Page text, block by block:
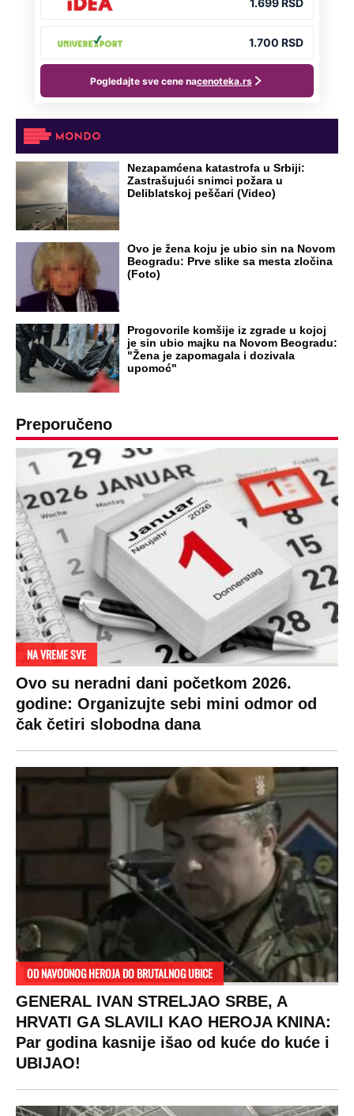
Nezapamćena katastrofa u Srbiji:
Zastrašujući snimci požara u
Deliblatskoj peščari (Video)
Ovo je žena koju je ubio sin na Novom
Beogradu: Prve slike sa mesta zločina
(Foto)
Progovorile komšije iz zgrade u kojoj
je sin ubio majku na Novom Beogradu:
"Žena je zapomagala i dozivala
upomoć"
Preporučeno
NA VREME SVE
Ovo su neradni dani početkom 2026.
godine: Organizujte sebi mini odmor od
čak četiri slobodna dana
OD NAVODNOG HEROJA DO BRUTALNOG UBICE
GENERAL IVAN STRELJAO SRBE, A
HRVATI GA SLAVILI KAO HEROJA KNINA:
Par godina kasnije išao od kuće do kuće i
UBIJAO!